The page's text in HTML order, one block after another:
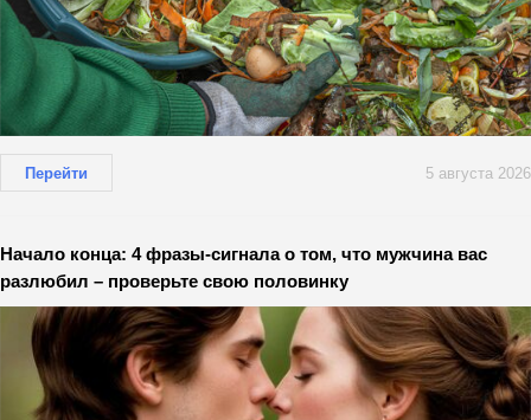
Перейти 5 августа 2026
Начало конца: 4 фразы-сигнала о том, что мужчина вас
разлюбил – проверьте свою половинку